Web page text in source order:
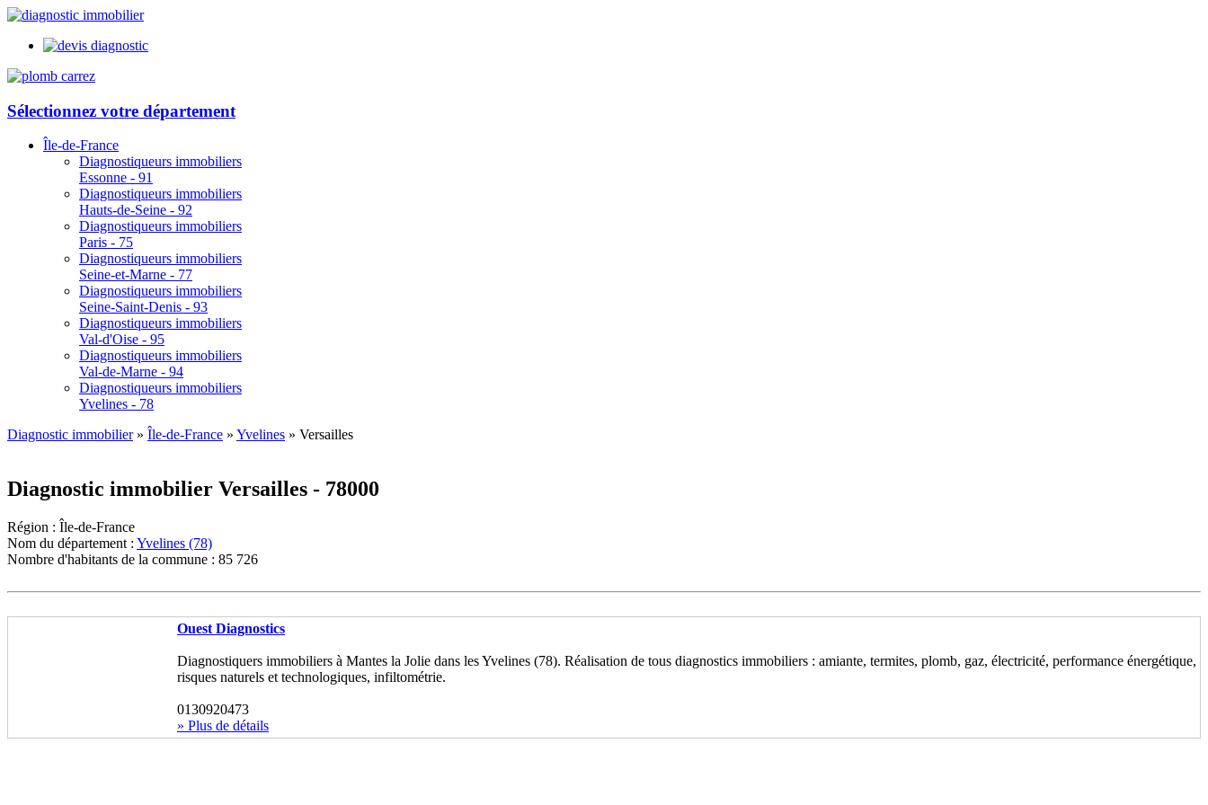
Sélectionnez votre département
Île-de-France
Diagnostiqueurs immobiliers
Essonne - 91
Diagnostiqueurs immobiliers
Hauts-de-Seine - 92
Diagnostiqueurs immobiliers
Paris - 75
Diagnostiqueurs immobiliers
Seine-et-Marne - 77
Diagnostiqueurs immobiliers
Seine-Saint-Denis - 93
Diagnostiqueurs immobiliers
Val-d'Oise - 95
Diagnostiqueurs immobiliers
Val-de-Marne - 94
Diagnostiqueurs immobiliers
Yvelines - 78
Diagnostic immobilier» Île-de-France » Yvelines » Versailles
Diagnostic immobilier Versailles - 78000
Région : Île-de-France
Nom du département : Yvelines (78)
Nombre d'habitants de la commune : 85 726
Ouest Diagnostics
Diagnostiquers immobiliers à Mantes la Jolie dans les Yvelines (78). Réalisation de tous diagnostics immobiliers : amiante, termites, plomb, gaz, électricité, performance énergétique,
risques naturels et technologiques, infiltométrie.
0130920473
» Plus de détails